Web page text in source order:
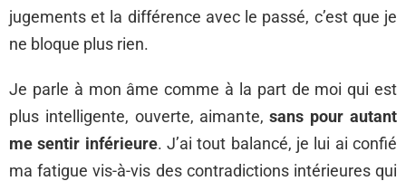
jugements et la différence avec le passé, c’est que je
ne bloque plus rien.
Je parle à mon âme comme à la part de moi qui est
plus intelligente, ouverte, aimante,sans pour autant
me sentir inférieure. J’ai tout balancé, je lui ai confié
ma fatigue vis-à-vis des contradictions intérieures qui